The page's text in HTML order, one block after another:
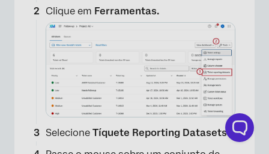
Clique em Ferramentas.
Selecione Tíquete Reporting Datasets.